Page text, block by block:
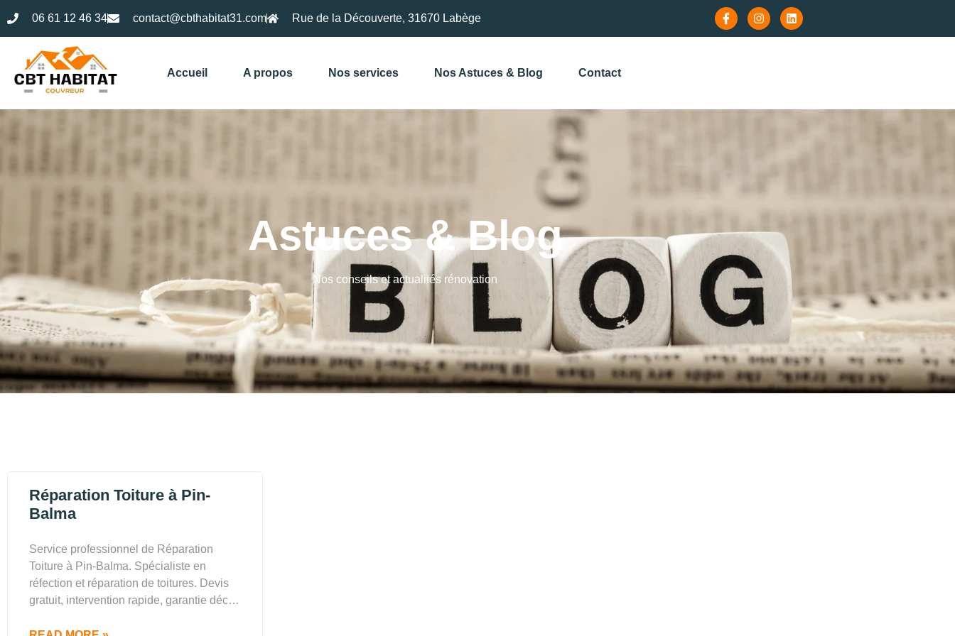
06 61 12 46 34 contact@cbthabitat31.com Rue de la Découverte, 31670 Labège
Accueil A propos Nos services Nos Astuces & Blog Contact
Astuces & Blog
Nos conseils et actualités rénovation
Réparation Toiture à Pin-
Balma
Service professionnel de Réparation
Toiture à Pin-Balma. Spécialiste en
réfection et réparation de toitures. Devis
gratuit, intervention rapide, garantie déc…